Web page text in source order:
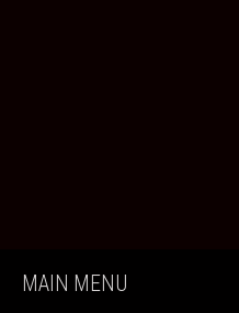
MAIN MENU